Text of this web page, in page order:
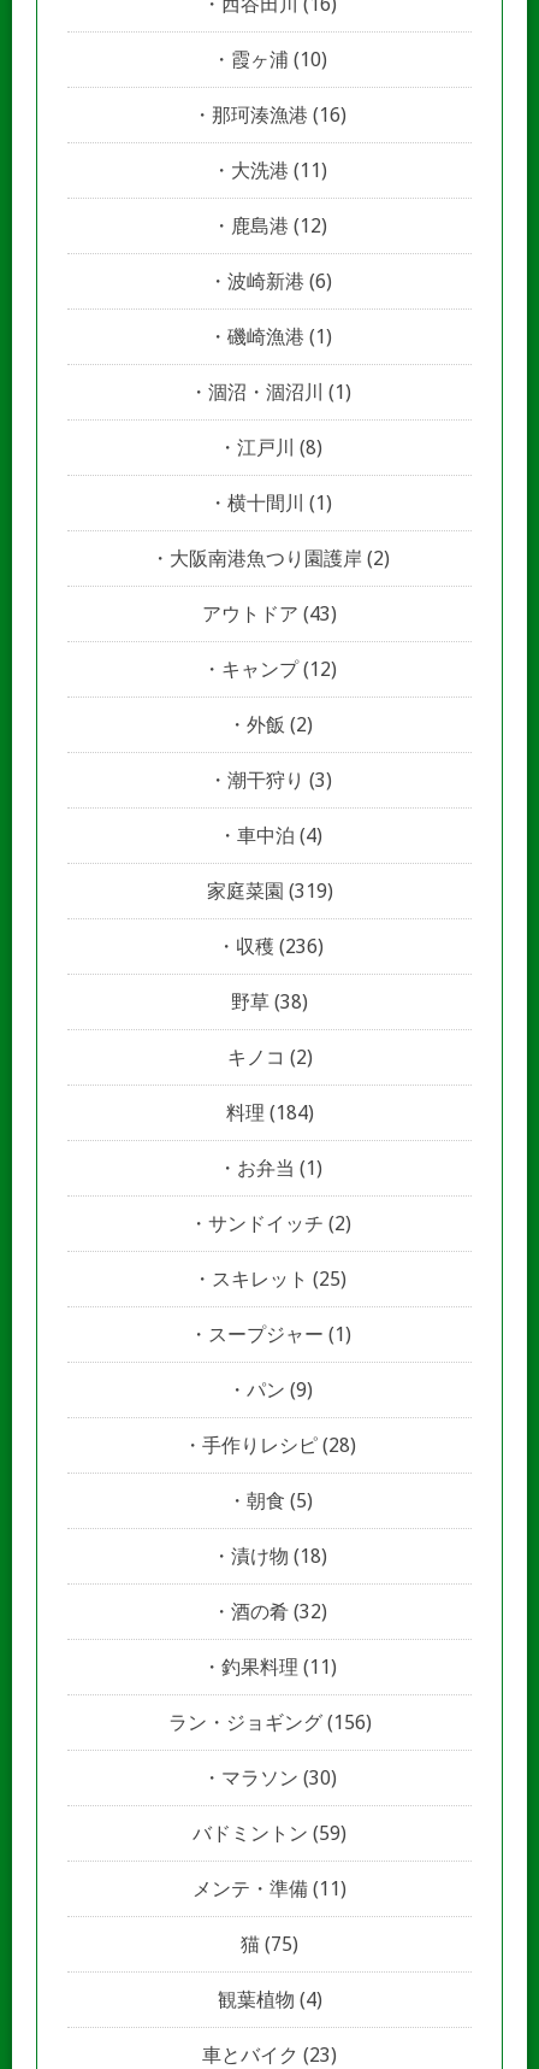
霞ヶ浦 (10)
那珂湊漁港 (16)
大洗港 (11)
鹿島港 (12)
波崎新港 (6)
磯崎漁港 (1)
涸沼・涸沼川 (1)
江戸川 (8)
横十間川 (1)
大阪南港魚つり園護岸 (2)
アウトドア (43)
キャンプ(12)
外飯 (2)
潮干狩り (3)
車中泊 (4)
家庭菜園 (319)
収穫 (236)
野草 (38)
キノコ (2)
料理 (184)
お弁当 (1)
サンドイッチ (2)
スキレット (25)
スープジャー (1)
パン (9)
手作りレシピ (28)
朝食 (5)
漬け物 (18)
酒の肴 (32)
釣果料理 (11)
ラン・ジョギング(156)
マラソン (30)
バドミントン (59)
メンテ・準備 (11)
猫 (75)
観葉植物 (4)
車とバイク (23)